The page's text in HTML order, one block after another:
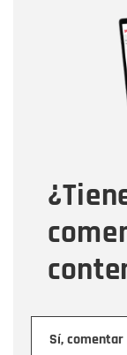
Sí,
Correo
Tipo de
Mensaje